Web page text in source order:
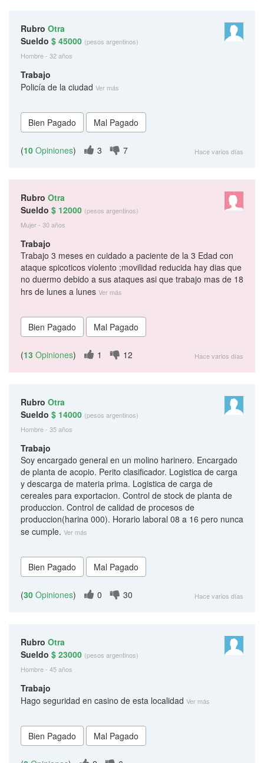
Rubro Otra
Sueldo $ 45000 (pesos argentinos)
Hombre - 32 años
Trabajo
Policía de la ciudad Ver más
(10 Opiniones) 3 7 Hace varios días
Rubro Otra
Sueldo $ 12000 (pesos argentinos)
Mujer - 30 años
Trabajo
Trabajo 3 meses en cuidado a paciente de la 3 Edad con
ataque spicoticos violento ;movilidad reducida hay dias que
no duermo debido a sus ataques asi que trabajo mas de 18
hrs de lunes a lunes Ver más
(13 Opiniones) 1 12 Hace varios días
Rubro Otra
Sueldo $ 14000 (pesos argentinos)
Hombre - 35 años
Trabajo
Soy encargado general en un molino harinero. Encargado
de planta de acopio. Perito clasificador. Logistica de carga
y descarga de materia prima. Logistica de carga de
cereales para exportacion. Control de stock de planta de
produccion. Control de calidad de procesos de
produccion(harina 000). Horario laboral 08 a 16 pero nunca
se cumple. Ver más
(30 Opiniones) 0 30 Hace varios días
Rubro Otra
Sueldo $ 23000 (pesos argentinos)
Hombre - 45 años
Trabajo
Hago seguridad en casino de esta localidad Ver más